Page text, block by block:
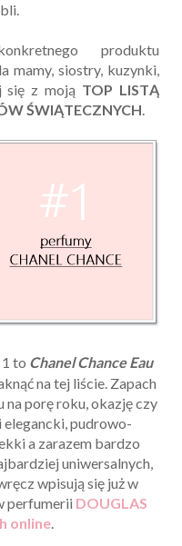
produktu
mamy, siostry, kuzynki,
się z moją TOP LISTĄ
ŚWIĄTECZNYCH.
to Chanel Chance Eau
na tej liście. Zapach
porę roku, okazję czy
pudrowo-
a zarazem bardzo
uniwersalnych,
wpisują się już w
perfumerii DOUGLAS
online.